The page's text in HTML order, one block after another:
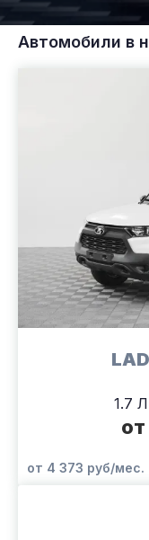
Автомобили в
1.7
от 4 373 руб/мес.